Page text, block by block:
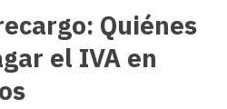
Quiénes
el IVA en